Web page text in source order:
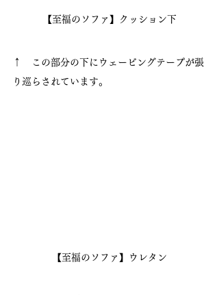
【至福のソファ】クッション下
↑　この部分の下にウェービングテープが張
り巡らされています。
【至福のソファ】ウレタン